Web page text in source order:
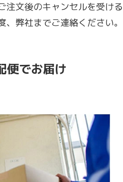
文後のキャンセルを受ける
、弊社までご連絡ください。
便でお届け